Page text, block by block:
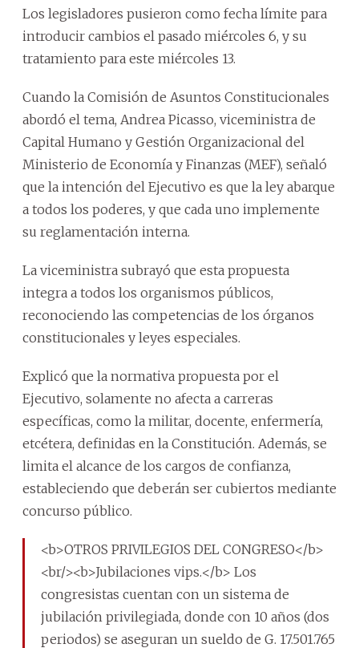
Los legisladores pusieron como fecha límite para
introducir cambios el pasado miércoles 6, y su
tratamiento para este miércoles 13.
Cuando la Comisión de Asuntos Constitucionales
abordó el tema, Andrea Picasso, viceministra de
Capital Humano y Gestión Organizacional del
Ministerio de Economía y Finanzas (MEF), señaló
que la intención del Ejecutivo es que la ley abarque
a todos los poderes, y que cada uno implemente
su reglamentación interna.
La viceministra subrayó que esta propuesta
integra a todos los organismos públicos,
reconociendo las competencias de los órganos
constitucionales y leyes especiales.
Explicó que la normativa propuesta por el
Ejecutivo, solamente no afecta a carreras
específicas, como la militar, docente, enfermería,
etcétera, definidas en la Constitución. Además, se
limita el alcance de los cargos de confianza,
estableciendo que deberán ser cubiertos mediante
concurso público.
<b>OTROS PRIVILEGIOS DEL CONGRESO</b>
<br/><b>Jubilaciones vips.</b> Los
congresistas cuentan con un sistema de
jubilación privilegiada, donde con 10 años (dos
periodos) se aseguran un sueldo de G. 17.501.765